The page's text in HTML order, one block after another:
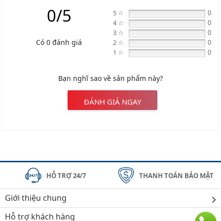
0/5
Có 0 đánh giá
5 ☆ 0
4 ☆ 0
3 ☆ 0
2 ☆ 0
1 ☆ 0
Bạn nghĩ sao về sản phẩm này?
ĐÁNH GIÁ NGAY
HỖ TRỢ 24/7 THANH TOÁN BẢO MẬT
Giới thiệu chung
Hỗ trợ khách hàng